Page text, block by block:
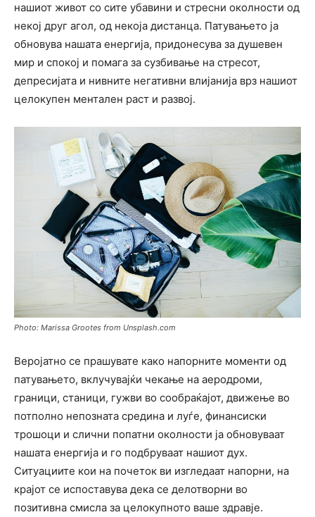
нашиот живот со сите убавини и стресни околности од
некој друг агол, од некоја дистанца. Патувањето ја
обновува нашата енергија, придонесува за душевен
мир и спокој и помага за сузбивање на стресот,
депресијата и нивните негативни влијанија врз нашиот
целокупен ментален раст и развој.
Photo: Marissa Grootes from Unsplash.com
Веројатно се прашувате како напорните моменти од
патувањето, вклучувајќи чекање на аеродроми,
граници, станици, гужви во сообраќајот, движење во
потполно непозната средина и луѓе, финансиски
трошоци и слични попатни околности ја обновуваат
нашата енергија и го подбруваат нашиот дух.
Ситуациите кои на почеток ви изгледаат напорни, на
крајот се испоставува дека се делотворни во
позитивна смисла за целокупното ваше здравје.